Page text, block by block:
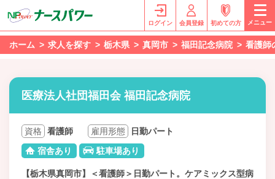
ログイン 会員登録 初めての方 メニュー
ホーム 求人を探す 栃木県 真岡市 福田記念病院 看護師
医療法人社団福田会 福田記念病院
資格 看護師 雇用形態
日勤パート
宿舎あり
駐車場あり
【栃木県真岡市】＜看護師＞日勤パート。ケアミックス型病